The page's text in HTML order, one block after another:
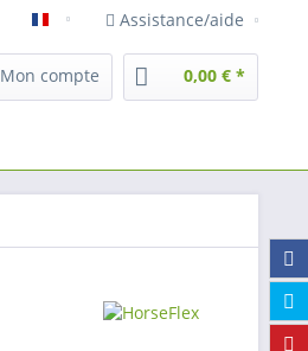
Francais Assistance/aide
Mon compte 0,00 € *